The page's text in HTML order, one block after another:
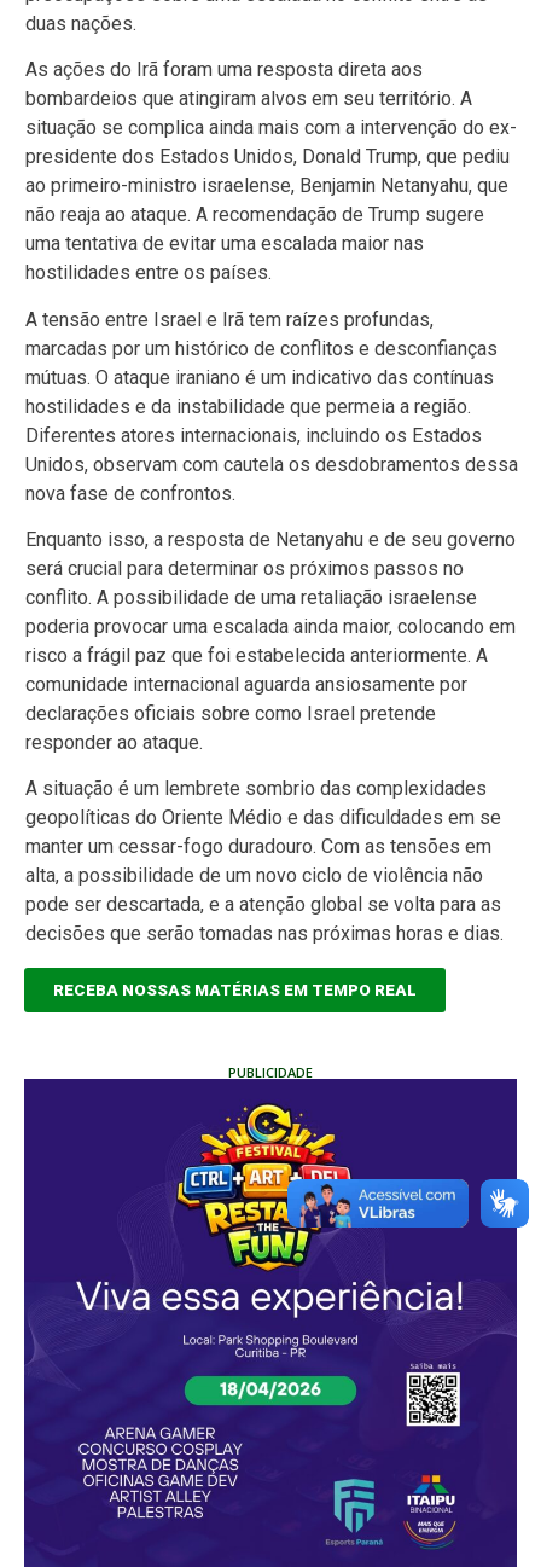
duas nações.
As ações do Irã foram uma resposta direta aos
bombardeios que atingiram alvos em seu território. A
situação se complica ainda mais com a intervenção do ex-
presidente dos Estados Unidos, Donald Trump, que pediu
ao primeiro-ministro israelense, Benjamin Netanyahu, que
não reaja ao ataque. A recomendação de Trump sugere
uma tentativa de evitar uma escalada maior nas
hostilidades entre os países.
A tensão entre Israel e Irã tem raízes profundas,
marcadas por um histórico de conflitos e desconfianças
mútuas. O ataque iraniano é um indicativo das contínuas
hostilidades e da instabilidade que permeia a região.
Diferentes atores internacionais, incluindo os Estados
Unidos, observam com cautela os desdobramentos dessa
nova fase de confrontos.
Enquanto isso, a resposta de Netanyahu e de seu governo
será crucial para determinar os próximos passos no
conflito. A possibilidade de uma retaliação israelense
poderia provocar uma escalada ainda maior, colocando em
risco a frágil paz que foi estabelecida anteriormente. A
comunidade internacional aguarda ansiosamente por
declarações oficiais sobre como Israel pretende
responder ao ataque.
A situação é um lembrete sombrio das complexidades
geopolíticas do Oriente Médio e das dificuldades em se
manter um cessar-fogo duradouro. Com as tensões em
alta, a possibilidade de um novo ciclo de violência não
pode ser descartada, e a atenção global se volta para as
decisões que serão tomadas nas próximas horas e dias.
RECEBA NOSSAS MATÉRIAS EM TEMPO REAL
PUBLICIDADE